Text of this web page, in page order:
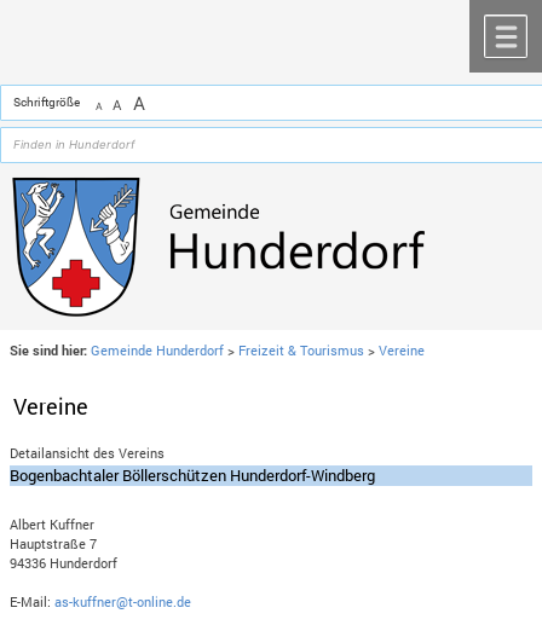
Schriftgröße A A A
Sie sind hier: Gemeinde Hunderdorf > Freizeit & Tourismus >Vereine
Vereine
Detailansicht des Vereins
Bogenbachtaler Böllerschützen Hunderdorf-Windberg
Albert Kuffner
Hauptstraße 7
94336 Hunderdorf
E-Mail:as-kuffner@t-online.de